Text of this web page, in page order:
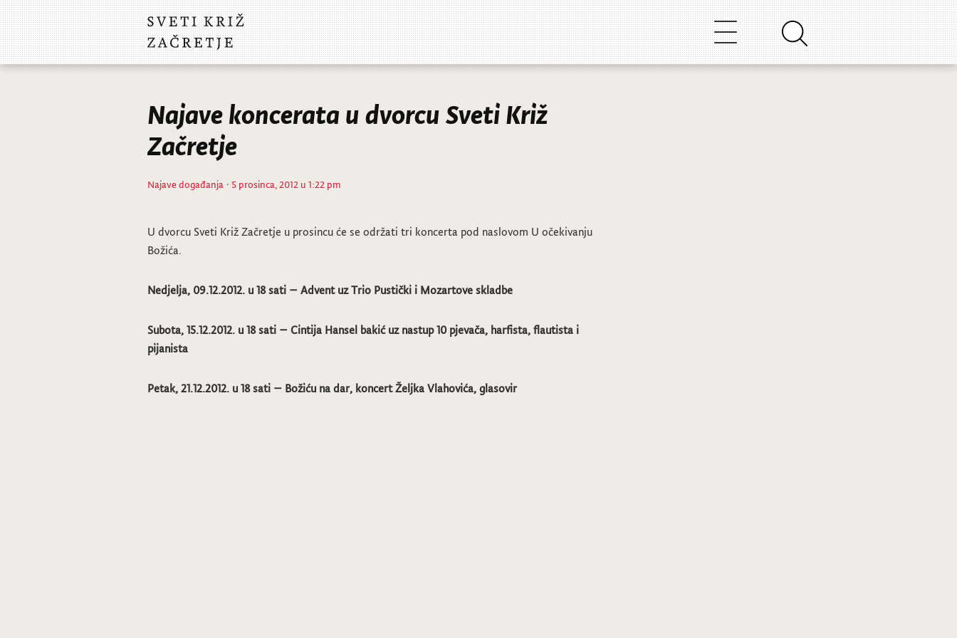
Najave koncerata u dvorcu Sveti Križ
Začretje
Najave događanja · 5 prosinca, 2012 u 1:22 pm
U dvorcu Sveti Križ Začretje u prosincu će se održati tri koncerta pod naslovom U očekivanju
Božića.
Nedjelja, 09.12.2012. u 18 sati – Advent uz Trio Pustički i Mozartove skladbe
Subota, 15.12.2012. u 18 sati – Cintija Hansel bakić uz nastup 10 pjevača, harfista, flautista i
pijanista
Petak, 21.12.2012. u 18 sati – Božiću na dar, koncert Željka Vlahovića, glasovir